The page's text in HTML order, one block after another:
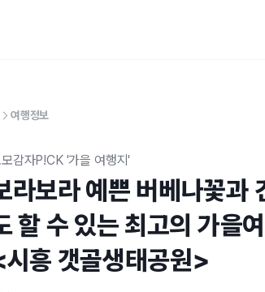
여행정보
감자P!CK '가을 여행지'
라보라 예쁜 버베나꽃과
할 수 있는 최고의 가을
흥 갯골생태공원>